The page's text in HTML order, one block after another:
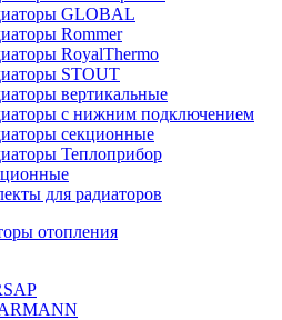
GLOBAL
Rommer
RoyalThermo
STOUT
вертикальные
с нижним подключением
секционные
Теплоприбор
для радиаторов
отопления